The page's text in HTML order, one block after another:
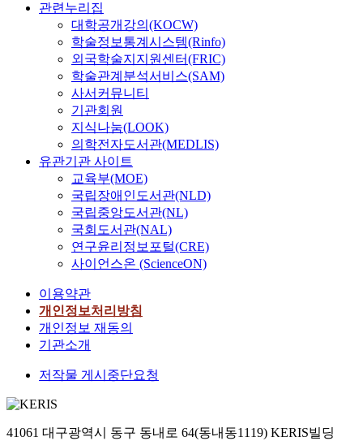
관련누리집
대학공개강의(KOCW)
학술정보통계시스템(Rinfo)
외국학술지지원센터(FRIC)
학술관계분석서비스(SAM)
사서커뮤니티
기관회원
지식나눔(LOOK)
의학전자도서관(MEDLIS)
유관기관 사이트
교육부(MOE)
국립장애인도서관(NLD)
국립중앙도서관(NL)
국회도서관(NAL)
연구윤리정보포털(CRE)
사이언스온 (ScienceON)
이용약관
개인정보처리방침
개인정보 재동의
기관소개
저작물 게시중단요청
41061 대구광역시 동구 동내로 64(동내동1119) KERIS빌딩